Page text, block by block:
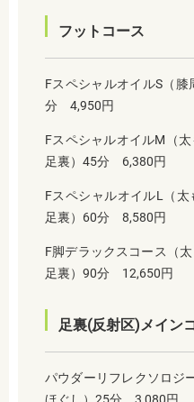
フットコース
FスペシャルオイルS（
分 4,950円
FスペシャルオイルM（
足裏）45分 6,380円
FスペシャルオイルL（
足裏）60分 8,580円
F脚デラックスコース（
足裏）90分 12,650円
足裏(反射区)メイン
パウダーリフレクソロジ